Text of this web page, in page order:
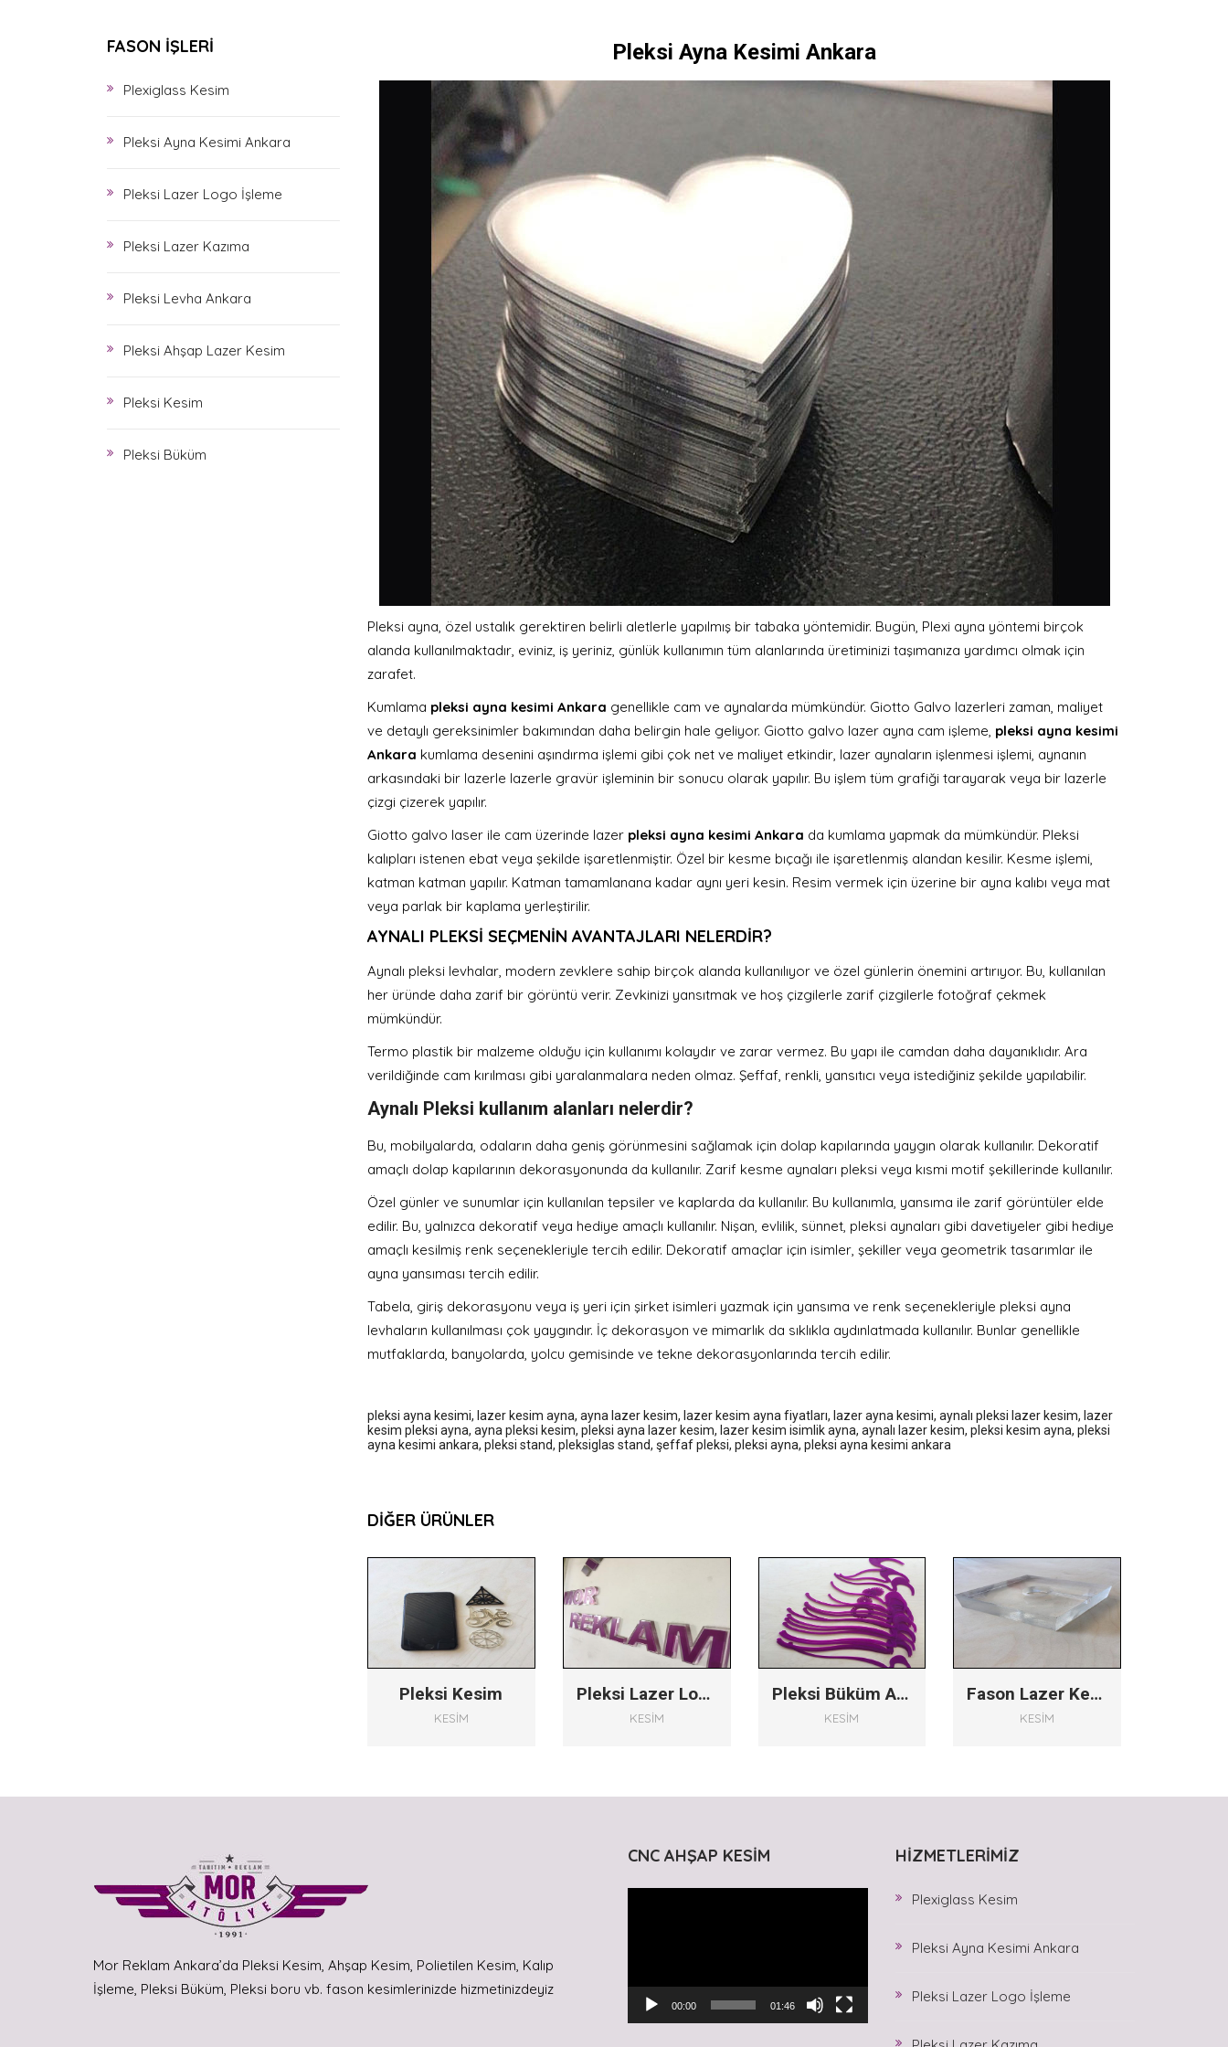
Pleksi Ayna Kesimi Ankara
Pleksi ayna, özel ustalık gerektiren belirli aletlerle yapılmış bir tabaka yöntemidir. Bugün, Plexi ayna yöntemi birçok
alanda kullanılmaktadır, eviniz, iş yeriniz, günlük kullanımın tüm alanlarında üretiminizi taşımanıza yardımcı olmak için
zarafet.
Kumlama pleksi ayna kesimi Ankara genellikle cam ve aynalarda mümkündür. Giotto Galvo lazerleri zaman, maliyet
ve detaylı gereksinimler bakımından daha belirgin hale geliyor. Giotto galvo lazer ayna cam işleme, pleksi ayna kesimi
Ankara kumlama desenini aşındırma işlemi gibi çok net ve maliyet etkindir, lazer aynaların işlenmesi işlemi, aynanın
arkasındaki bir lazerle lazerle gravür işleminin bir sonucu olarak yapılır. Bu işlem tüm grafiği tarayarak veya bir lazerle
çizgi çizerek yapılır.
Giotto galvo laser ile cam üzerinde lazer pleksi ayna kesimi Ankara da kumlama yapmak da mümkündür. Pleksi
kalıpları istenen ebat veya şekilde işaretlenmiştir. Özel bir kesme bıçağı ile işaretlenmiş alandan kesilir. Kesme işlemi,
katman katman yapılır. Katman tamamlanana kadar aynı yeri kesin. Resim vermek için üzerine bir ayna kalıbı veya mat
veya parlak bir kaplama yerleştirilir.
AYNALI PLEKSI SEÇMENIN AVANTAJLARI NELERDIR?
Aynalı pleksi levhalar, modern zevklere sahip birçok alanda kullanılıyor ve özel günlerin önemini artırıyor. Bu, kullanılan
her üründe daha zarif bir görüntü verir. Zevkinizi yansıtmak ve hoş çizgilerle zarif çizgilerle fotoğraf çekmek
mümkündür.
Termo plastik bir malzeme olduğu için kullanımı kolaydır ve zarar vermez. Bu yapı ile camdan daha dayanıklıdır. Ara
verildiğinde cam kırılması gibi yaralanmalara neden olmaz. Şeffaf, renkli, yansıtıcı veya istediğiniz şekilde yapılabilir.
Aynalı Pleksi kullanım alanları nelerdir?
Bu, mobilyalarda, odaların daha geniş görünmesini sağlamak için dolap kapılarında yaygın olarak kullanılır. Dekoratif
amaçlı dolap kapılarının dekorasyonunda da kullanılır. Zarif kesme aynaları pleksi veya kısmi motif şekillerinde kullanılır.
Özel günler ve sunumlar için kullanılan tepsiler ve kaplarda da kullanılır. Bu kullanımla, yansıma ile zarif görüntüler elde
edilir. Bu, yalnızca dekoratif veya hediye amaçlı kullanılır. Nişan, evlilik, sünnet, pleksi aynaları gibi davetiyeler gibi hediye
amaçlı kesilmiş renk seçenekleriyle tercih edilir. Dekoratif amaçlar için isimler, şekiller veya geometrik tasarımlar ile
ayna yansıması tercih edilir.
Tabela, giriş dekorasyonu veya iş yeri için şirket isimleri yazmak için yansıma ve renk seçenekleriyle pleksi ayna
levhaların kullanılması çok yaygındır. İç dekorasyon ve mimarlık da sıklıkla aydınlatmada kullanılır. Bunlar genellikle
mutfaklarda, banyolarda, yolcu gemisinde ve tekne dekorasyonlarında tercih edilir.
pleksi ayna kesimi, lazer kesim ayna, ayna lazer kesim, lazer kesim ayna fiyatları, lazer ayna kesimi, aynalı pleksi lazer kesim, lazer
kesim pleksi ayna, ayna pleksi kesim, pleksi ayna lazer kesim, lazer kesim isimlik ayna, aynalı lazer kesim, pleksi kesim ayna, pleksi
ayna kesimi ankara, pleksi stand, pleksiglas stand, şeffaf pleksi, pleksi ayna, pleksi ayna kesimi ankara
DIĞER ÜRÜNLER
Fason Lazer Kesim
KESIM
Pleksi Büküm Ankara
KESIM
Pleksi Lazer Logo İşleme
KESIM
Pleksi Kesim
KESIM
FASON İŞLERİ
Plexiglass Kesim
Pleksi Ayna Kesimi Ankara
Pleksi Lazer Logo İşleme
Pleksi Lazer Kazıma
Pleksi Levha Ankara
Pleksi Ahşap Lazer Kesim
Pleksi Kesim
Pleksi Büküm
HIZMETLERIMIZ
Plexiglass Kesim
Pleksi Ayna Kesimi Ankara
Pleksi Lazer Logo İşleme
CNC AHŞAP KESİM
00:00 01:46
Mor Reklam Ankara’da Pleksi Kesim, Ahşap Kesim, Polietilen Kesim, Kalıp
İşleme, Pleksi Büküm, Pleksi boru vb. fason kesimlerinizde hizmetinizdeyiz